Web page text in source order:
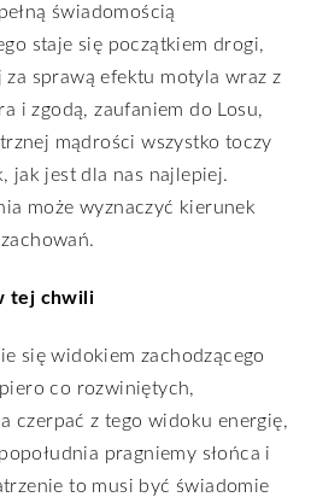
świadomością
staje się początkiem drogi,
za sprawą efektu motyla wraz z
i zgodą, zaufaniem do Losu,
mądrości wszystko toczy
jak jest dla nas najlepiej.
może wyznaczyć kierunek
tej chwili
się widokiem zachodzącego
co rozwiniętych,
czerpać z tego widoku energię,
pragniemy słońca i
to musi być świadomie